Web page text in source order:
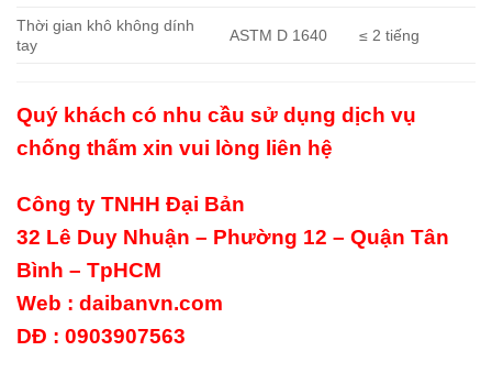
Thời gian khô không dính
tay
ASTM D 1640 ≤ 2 tiếng
Quý khách có nhu cầu sử dụng dịch vụ
chống thấm xin vui lòng liên hệ
Công ty TNHH Đại Bản
32 Lê Duy Nhuận – Phường 12 – Quận Tân
Bình – TpHCM
Web : daibanvn.com
DĐ : 0903907563